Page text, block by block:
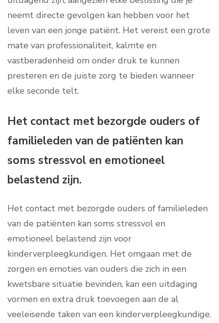
neemt directe gevolgen kan hebben voor het
leven van een jonge patiënt. Het vereist een grote
mate van professionaliteit, kalmte en
vastberadenheid om onder druk te kunnen
presteren en de juiste zorg te bieden wanneer
elke seconde telt.
Het contact met bezorgde ouders of
familieleden van de patiënten kan
soms stressvol en emotioneel
belastend zijn.
Het contact met bezorgde ouders of familieleden
van de patiënten kan soms stressvol en
emotioneel belastend zijn voor
kinderverpleegkundigen. Het omgaan met de
zorgen en emoties van ouders die zich in een
kwetsbare situatie bevinden, kan een uitdaging
vormen en extra druk toevoegen aan de al
veeleisende taken van een kinderverpleegkundige.